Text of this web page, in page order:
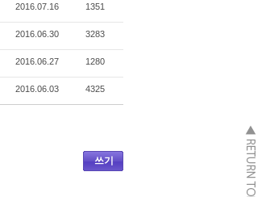
2016.07.16 1351
2016.06.30 3283
2016.06.27 1280
2016.06.03 4325
쓰기